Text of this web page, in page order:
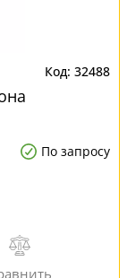
32488
По запросу